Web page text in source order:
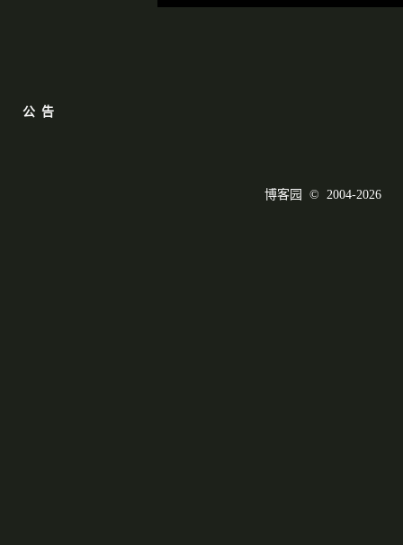
公告
博客园 © 2004-2026